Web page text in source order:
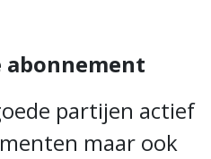
abonnement
partijen actief
maar ook